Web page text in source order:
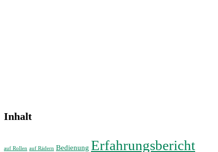
Inhalt
auf Rollen auf Rädern Bedienung Erfahrungsbericht